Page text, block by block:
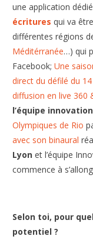
une application
écritures qui va
différentes régions
Méditérranée…) qui
Facebook;Une
direct du défilé du
diffusion en live 360
l’équipe
Olympiques de Rio
avec son binaural
Lyon et l’équipe
commence à
Selon toi, pour
potentiel ?